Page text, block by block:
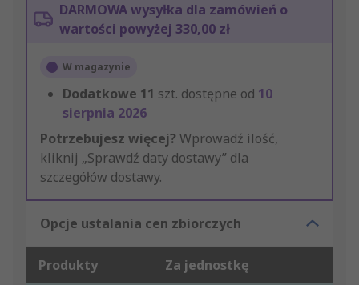
DARMOWA wysyłka dla zamówień o
wartości powyżej 330,00 zł
W magazynie
Dodatkowe 11 szt. dostępne od 10
sierpnia 2026
Potrzebujesz więcej? Wprowadź ilość,
kliknij „Sprawdź daty dostawy” dla
szczegółów dostawy.
Opcje ustalania cen zbiorczych
Produkty Za jednostkę